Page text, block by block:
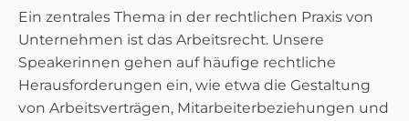
Ein zentrales Thema in der rechtlichen Praxis von
Unternehmen ist das Arbeitsrecht. Unsere
Speakerinnen gehen auf häufige rechtliche
Herausforderungen ein, wie etwa die Gestaltung
von Arbeitsverträgen, Mitarbeiterbeziehungen und